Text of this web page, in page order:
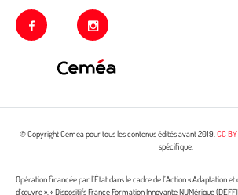
facebook instagram
© Copyright Cemea pour tous les contenus édités avant 2019.CC
spécifique.
Opération financée par l’État dans le cadre de l’Action « Adaptation
d’œuvre », « Dispositifs France Formation Innovante NUMérique